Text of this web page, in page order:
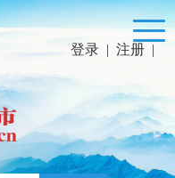
登录 | 注册 |